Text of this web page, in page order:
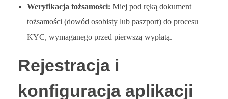
Weryfikacja tożsamości: Miej pod ręką dokument
tożsamości (dowód osobisty lub paszport) do procesu
KYC, wymaganego przed pierwszą wypłatą.
Rejestracja i
konfiguracja aplikacji